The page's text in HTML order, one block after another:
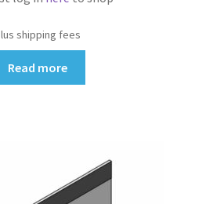
shipping fees
Read more